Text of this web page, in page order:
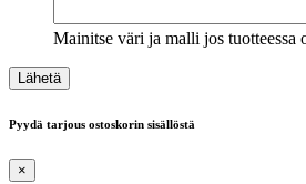
Mainitse väri ja malli jos tuotteessa
Pyydä tarjous ostoskorin sisällöstä
×